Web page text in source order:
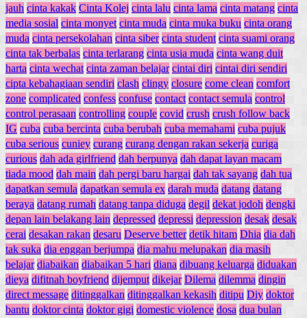
jauh cinta kakak Cinta Kolej cinta lalu cinta lama cinta matang cinta
media sosial cinta monyet cinta muda cinta muka buku cinta orang
muda cinta persekolahan cinta siber cinta student cinta suami orang
cinta tak berbalas cinta terlarang cinta usia muda cinta wang duit
harta cinta wechat cinta zaman belajar cintai diri cintai diri sendiri
cipta kebahagiaan sendiri clash clingy closure come clean comfort
zone complicated confess confuse contact contact semula control
control perasaan controlling couple covid crush crush follow back
IG cuba cuba bercinta cuba berubah cuba memahami cuba pujuk
cuba serious cuniey curang curang dengan rakan sekerja curiga
curious dah ada girlfriend dah berpunya dah dapat layan macam
tiada mood dah main dah pergi baru hargai dah tak sayang dah tua
dapatkan semula dapatkan semula ex darah muda datang datang
beraya datang rumah datang tanpa diduga degil dekat jodoh dengki
depan lain belakang lain depressed depressi depression desak desak
cerai desakan rakan desaru Deserve better detik hitam Dhia dia dah
tak suka dia enggan berjumpa dia mahu melupakan dia masih
belajar diabaikan diabaikan 5 hari diana dibuang keluarga diduakan
dieya difitnah boyfriend dijemput dikejar Dilema dilemma dingin
direct message ditinggalkan ditinggalkan kekasih ditipu Diy doktor
bantu doktor cinta doktor gigi domestic violence dosa dua bulan